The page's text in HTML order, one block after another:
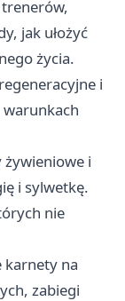
jak ułożyć
życia.
i
i
i sylwetkę.
nie
na
zabiegi